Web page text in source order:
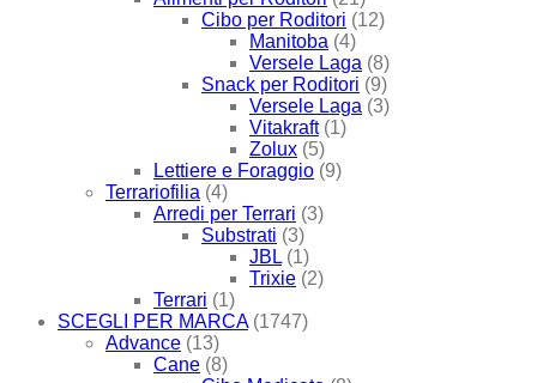
Cibo per Roditori (12)
Manitoba (4)
Versele Laga (8)
Snack per Roditori (9)
Versele Laga (3)
Vitakraft (1)
Zolux (5)
Lettiere e Foraggio (9)
Terrariofilia (4)
Arredi per Terrari (3)
Substrati (3)
JBL (1)
Trixie (2)
Terrari (1)
SCEGLI PER MARCA (1747)
Advance (13)
Cane (8)